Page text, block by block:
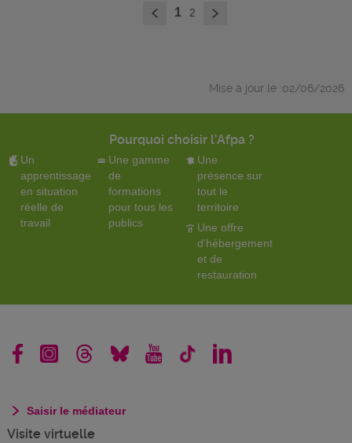
< 1 2 >
Mise à jour le :02/06/2026
Pourquoi choisir l'Afpa ?
Un
apprentissage
en situation
réelle de
travail
Une gamme
de
formations
pour tous les
publics
Une
présence sur
tout le
territoire
Une offre
d'hébergement
et de
restauration
Saisir le médiateur
Visite virtuelle